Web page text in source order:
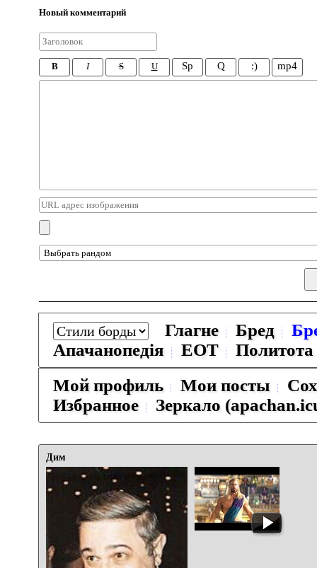
Новый комментарий
B I S U Sp Q :) mp4
Глагне Бред
Апачанопедiя
ЕОТ
Политота
Мой профиль
Мои посты
Избранное
Зеркало
Дим